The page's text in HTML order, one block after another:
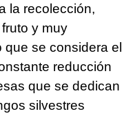
la recolección,
y muy
que se considera el
reducción
que se dedican
silvestres